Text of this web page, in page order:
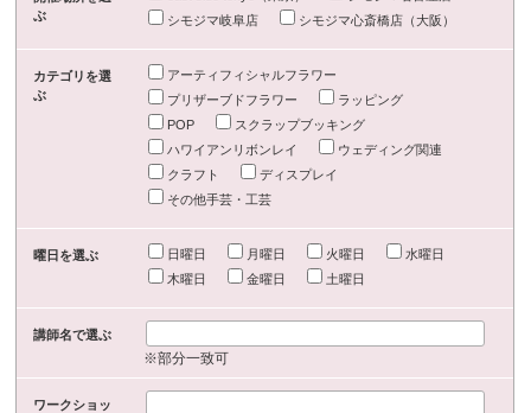
ぶ
シモジマ岐阜店
シモジマ心斎橋店（大阪）
カテゴリを選
ぶ
アーティフィシャルフラワー
プリザーブドフラワー
ラッピング
POP
スクラップブッキング
ハワイアンリボンレイ
ウェディング関連
クラフト
ディスプレイ
その他手芸・工芸
曜日を選ぶ 日曜日 月曜日 火曜日
水曜日
木曜日
金曜日 土曜日
講師名で選ぶ
※部分一致可
ワークショッ